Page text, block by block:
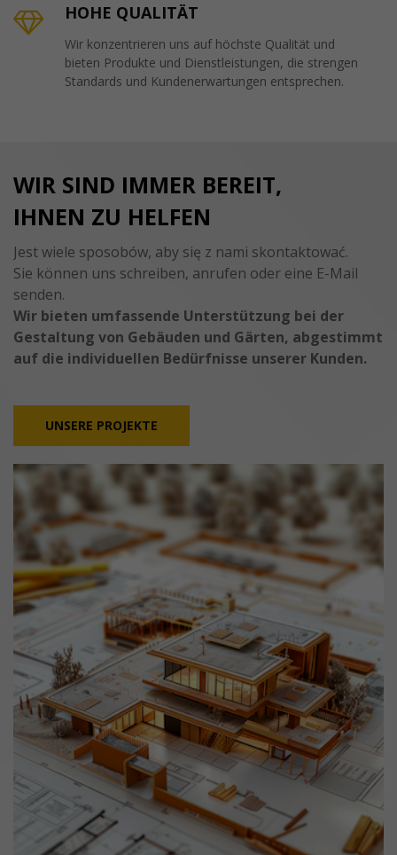
HOHE QUALITÄT
Wir konzentrieren uns auf höchste Qualität und
bieten Produkte und Dienstleistungen, die strengen
Standards und Kundenerwartungen entsprechen.
WIR SIND IMMER BEREIT,
IHNEN ZU HELFEN
Jest wiele sposobów, aby się z nami skontaktować.
Sie können uns schreiben, anrufen oder eine E-Mail
senden.
Wir bieten umfassende Unterstützung bei der
Gestaltung von Gebäuden und Gärten, abgestimmt
auf die individuellen Bedürfnisse unserer Kunden.
UNSERE PROJEKTE